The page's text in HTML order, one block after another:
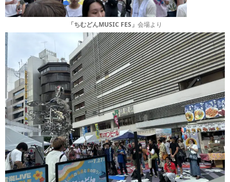
「ちむどんMUSIC FES」 会場より